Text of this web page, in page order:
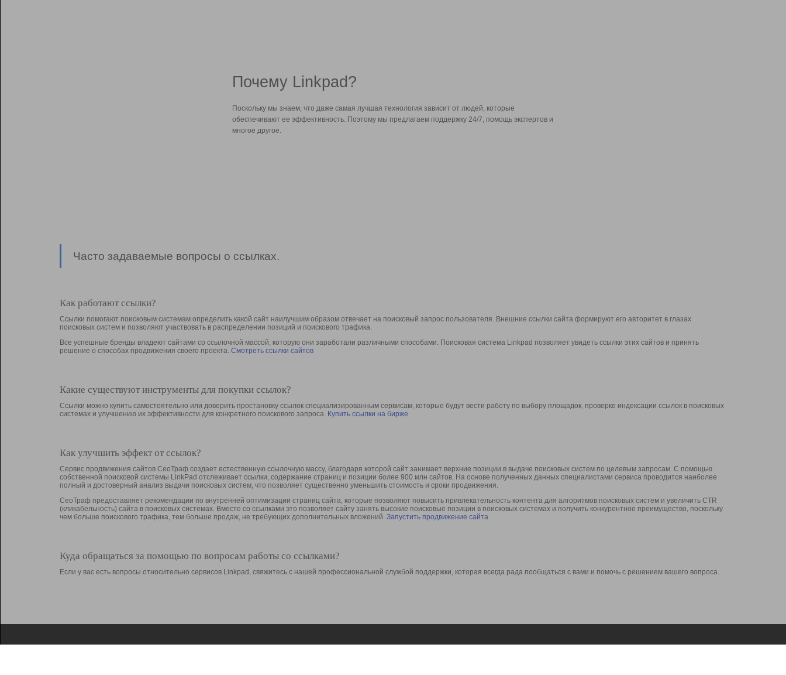
Почему Linkpad?
Поскольку мы знаем, что даже самая лучшая технология зависит от людей, которые
обеспечивают ее эффективность. Поэтому мы предлагаем поддержку 24/7, помощь экспертов и
многое другое.
Часто задаваемые вопросы о ссылках.
Как работают ссылки?
Ссылки помогают поисковым системам определить какой сайт наилучшим образом отвечает на поисковый запрос пользователя. Внешние ссылки сайта формируют его авторитет в глазах
поисковых систем и позволяют участвовать в раcпределении позиций и поискового трафика.
Все успешные бренды владеют сайтами со ссылочной массой, которую они заработали различными способами. Поисковая система Linkpad позволяет увидеть ссылки этих сайтов и принять
решение о способах продвижения своего проекта. Смотреть ссылки сайтов
Какие существуют инструменты для покупки ссылок?
Ссылки можно купить самостоятельно или доверить простановку ссылок специализированным сервисам, которые будут вести работу по выбору площадок, проверке индексации ссылок в поисковых
системах и улучшению их эффективности для конкретного поискового запроса. Купить ссылки на бирже
Как улучшить эффект от ссылок?
Сервис продвижения сайтов СеоТраф создает естественную ссылочную массу, благодаря которой сайт занимает верхние позиции в выдаче поисковых систем по целевым запросам. С помощью
собственной поисковой системы LinkPad отслеживает ссылки, содержание страниц и позиции более 900 млн сайтов. На основе полученных данных специалистами сервиса проводится наиболее
полный и достоверный анализ выдачи поисковых систем, что позволяет существенно уменьшить стоимость и сроки продвижения.
СеоТраф предоставляет рекомендации по внутренней оптимизации страниц сайта, которые позволяют повысить привлекательность контента для алгоритмов поисковых систем и увеличить CTR
(кликабельность) сайта в поисковых системах. Вместе со ссылками это позволяет сайту занять высокие поисковые позиции в поисковых системах и получить конкурентное преимущество, поскольку
чем больше поискового трафика, тем больше продаж, не требующих дополнительных вложений. Запустить продвижение сайта
Куда обращаться за помощью по вопросам работы со ссылками?
Если у вас есть вопросы относительно сервисов Linkpad, свяжитесь с нашей профессиональной службой поддержки, которая всегда рада пообщаться с вами и помочь с решением вашего вопроса.